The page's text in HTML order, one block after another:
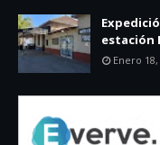
estación
Enero 18,